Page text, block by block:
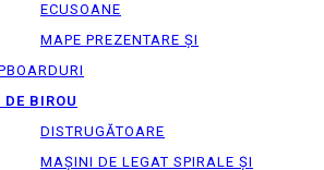
ECUSOANE
MAPE PREZENTARE ȘI
BIROU
DISTRUGĂTOARE
MAȘINI DE LEGAT SPIRALE ȘI